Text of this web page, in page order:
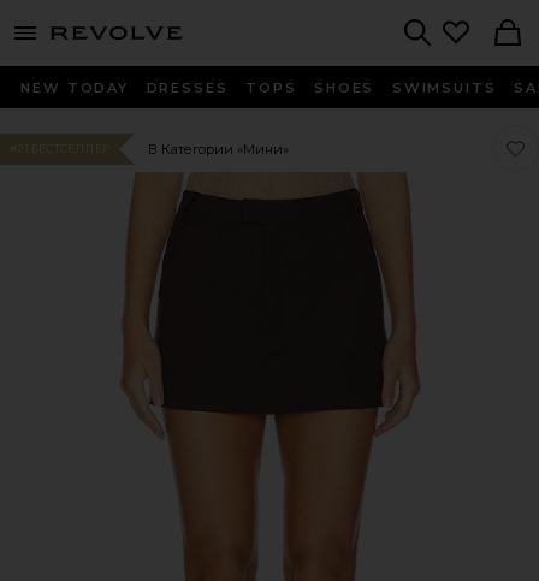
menu - shows more content
NEW TODAY DRESSES TOPS SHOES SWIMSUITS
#21 БЕСТСЕЛЛЕР В Категории «Мини»